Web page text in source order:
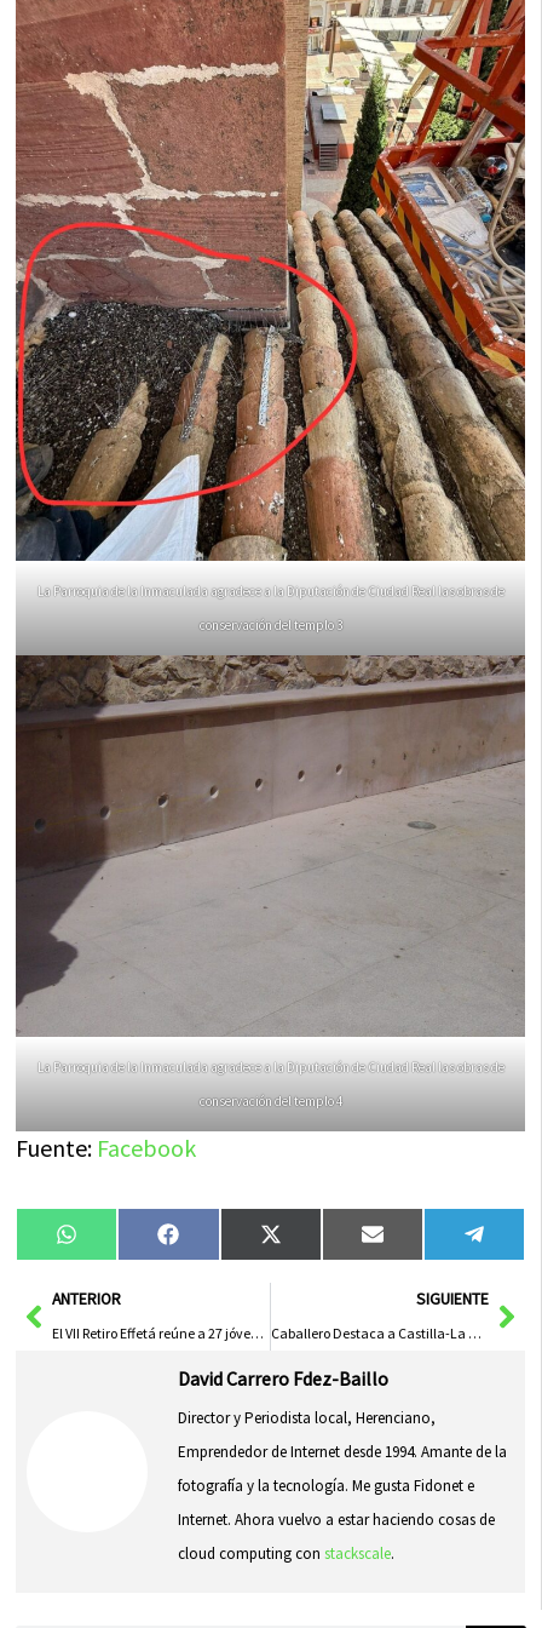
La Parroquia de la Inmaculada agradece a la Diputación de Ciudad Real las obras de
conservación del templo 3
La Parroquia de la Inmaculada agradece a la Diputación de Ciudad Real las obras de
conservación del templo 4
Fuente: Facebook
Compartir
en
WhatsAppCompartir
en
FacebookCompartir
en
X
(Twitter)
Compartir
en
Email
en
AntANTERIOR
El VII Retiro Effetá reúne a 27 jóvenes en la Casa de Espiritualidad de Herencia
SIGUIENTE
Caballero Destaca a Castilla-La Mancha como Referente en Transparencia y Critica Hipocresía del PP
David Carrero Fdez-Baillo
Director y Periodista local, Herenciano,
Emprendedor de Internet desde 1994. Amante de la
fotografía y la tecnología. Me gusta Fidonet e
Internet. Ahora vuelvo a estar haciendo cosas de
cloud computing con stackscale.